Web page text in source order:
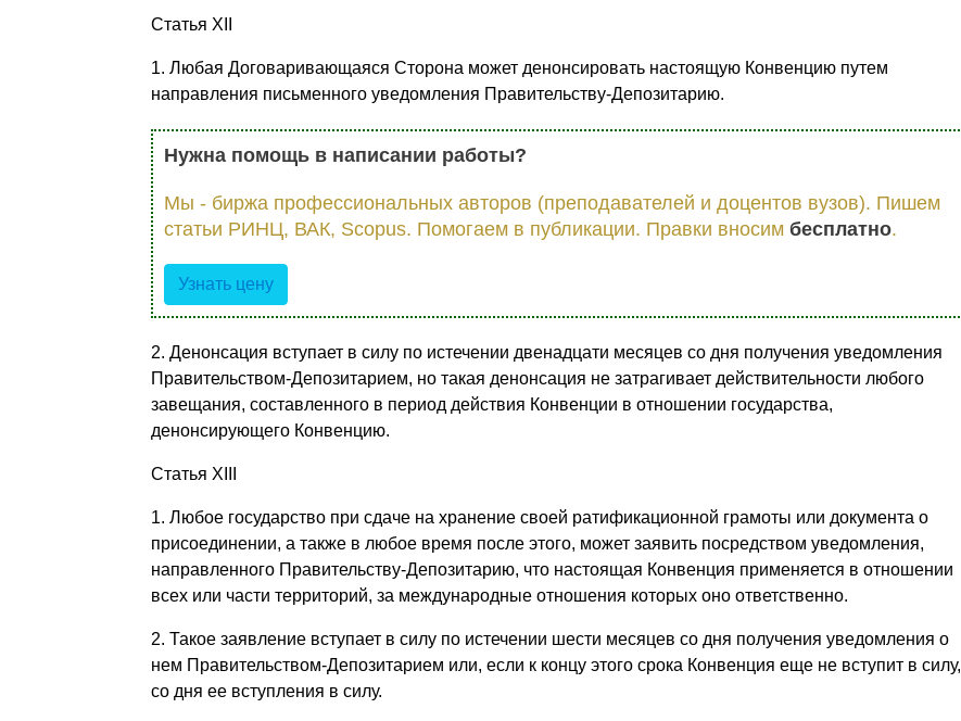
Статья XII
1. Любая Договаривающаяся Сторона может денонсировать настоящую Конвенцию путем
направления письменного уведомления Правительству-Депозитарию.
Нужна помощь в написании работы?
Мы - биржа профессиональных авторов (преподавателей и доцентов вузов). Пишем
статьи РИНЦ, ВАК, Scopus. Помогаем в публикации. Правки вносим бесплатно.
Узнать цену
2. Денонсация вступает в силу по истечении двенадцати месяцев со дня получения уведомления
Правительством-Депозитарием, но такая денонсация не затрагивает действительности любого
завещания, составленного в период действия Конвенции в отношении государства,
денонсирующего Конвенцию.
Статья XIII
1. Любое государство при сдаче на хранение своей ратификационной грамоты или документа о
присоединении, а также в любое время после этого, может заявить посредством уведомления,
направленного Правительству-Депозитарию, что настоящая Конвенция применяется в отношении
всех или части территорий, за международные отношения которых оно ответственно.
2. Такое заявление вступает в силу по истечении шести месяцев со дня получения уведомления о
нем Правительством-Депозитарием или, если к концу этого срока Конвенция еще не вступит в силу,
со дня ее вступления в силу.